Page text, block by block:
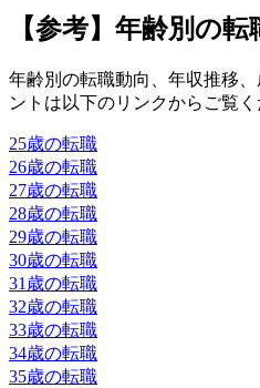
【参考】年齢別の転
年齢別の転職動向、年収推移
ントは以下のリンクからご覧く
25歳の転職
26歳の転職
27歳の転職
28歳の転職
29歳の転職
30歳の転職
31歳の転職
32歳の転職
33歳の転職
34歳の転職
35歳の転職